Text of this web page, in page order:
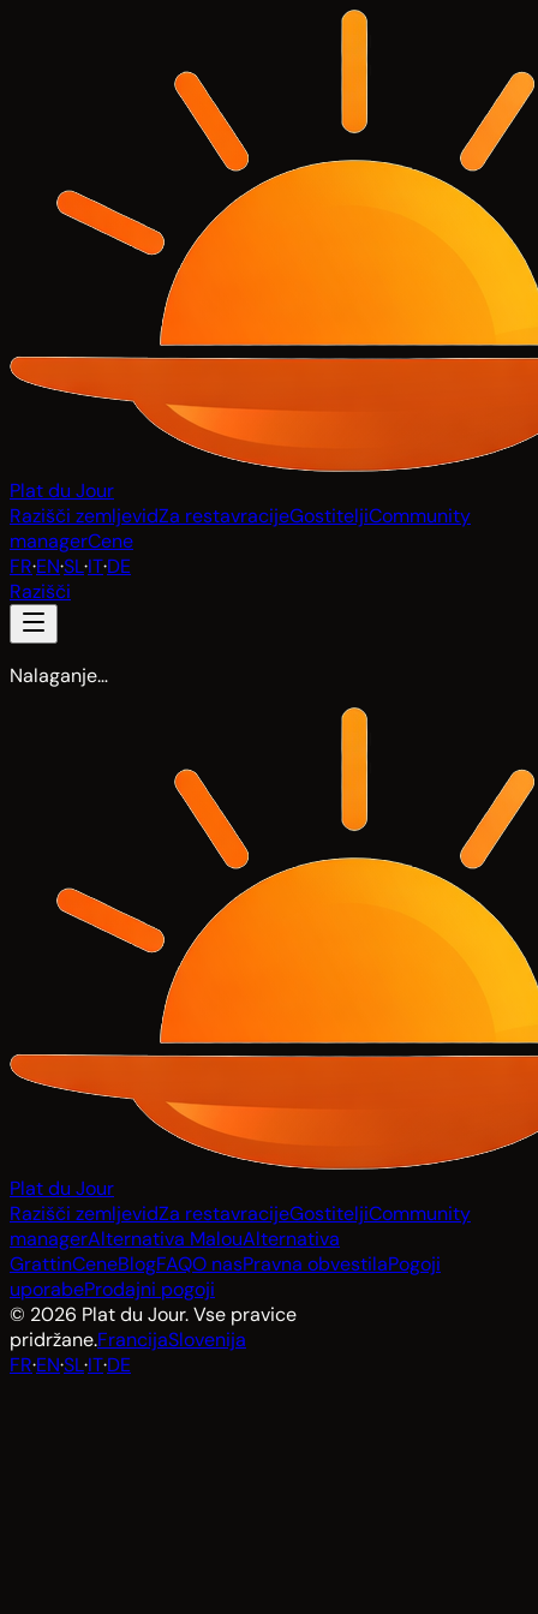
Plat du Jour
Razišči zemljevidZa restavracijeGostiteljiCommunity
managerCene
FR·EN·SL·IT·DE
Razišči
Nalaganje…
Plat du Jour
Razišči zemljevidZa restavracijeGostiteljiCommunity
managerAlternativa MalouAlternativa
GrattinCeneBlogFAQO nasPravna obvestilaPogoji
uporabeProdajni pogoji
© 2026 Plat du Jour. Vse pravice
pridržane.FrancijaSlovenija
FR·EN·SL·IT·DE